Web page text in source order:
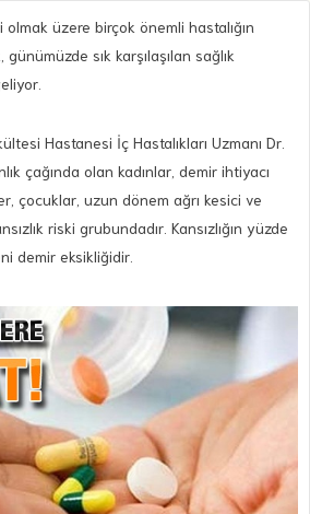
üzere birçok önemli hastalığın
sık karşılaşılan sağlık
Hastanesi İç Hastalıkları Uzmanı Dr.
çağında olan kadınlar, demir ihtiyacı
çocuklar, uzun dönem ağrı kesici ve
riski grubundadır. Kansızlığın yüzde
demir eksikliğidir.